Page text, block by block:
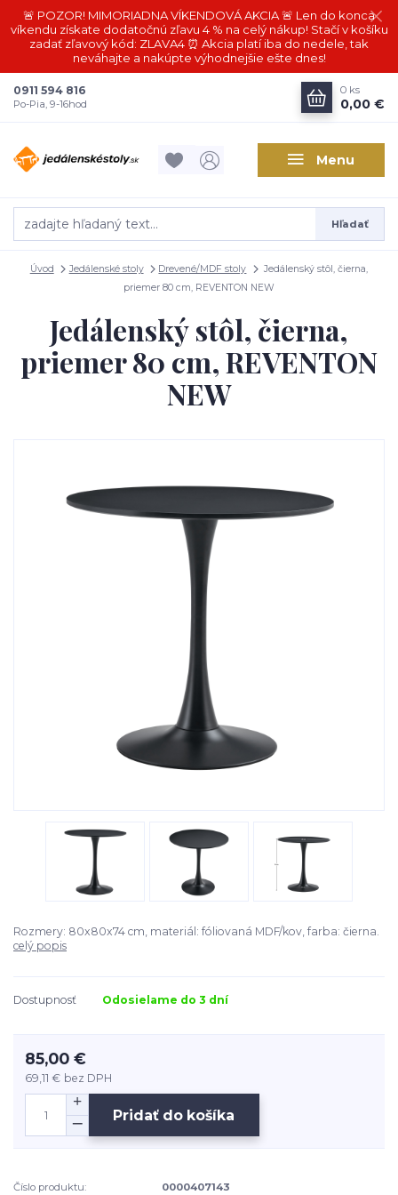
🚨 POZOR! MIMORIADNA VÍKENDOVÁ AKCIA 🚨 Len do konca
víkendu získate dodatočnú zľavu 4 % na celý nákup! Stačí v košíku
zadať zľavový kód: ZLAVA4 ⏰ Akcia platí iba do nedele, tak
neváhajte a nakúpte výhodnejšie ešte dnes!
Menu
Hľadať
0911 594 816
Po-Pia, 9-16hod
0 ks
0,00 €
Úvod Jedálenské stoly Drevené/MDF stoly
Jedálenský stôl, čierna,
priemer 80 cm, REVENTON NEW
Jedálenský stôl, čierna,
priemer 80 cm, REVENTON
NEW
Rozmery: 80x80x74 cm, materiál: fóliovaná MDF/kov, farba: čierna.
celý popis
Dostupnosť Odosielame do 3 dní
85,00 €
69,11 € bez DPH
Pridať do košíka
Číslo produktu:
0000407143